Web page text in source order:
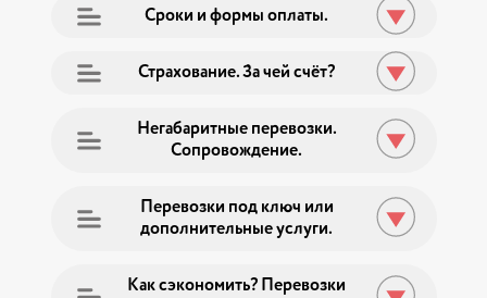
Сроки и формы оплаты.
Страхование. За чей счёт?
Негабаритные перевозки.
Сопровождение.
Перевозки под ключ или
дополнительные услуги.
Как сэкономить? Перевозки